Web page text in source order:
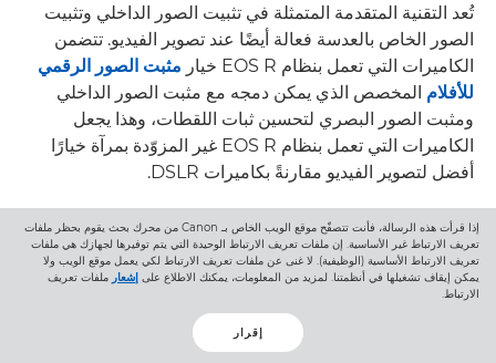
تُعد التقنية المتقدمة المتمثلة في تثبيت الصور الداخلي وتثبيت
الصور الخاص بالعدسة فعالة أيضًا عند تصوير الفيديو. تتضمن
الكاميرات التي تعمل بنظام EOS R خيار
مثبت الصور الرقمي
للأفلام المخصص الذي يمكن دمجه مع مثبت الصور الداخلي
ومثبت الصور البصري لتحسين ثبات اللقطات، وهذا يجعل
الكاميرات التي تعمل بنظام EOS R غير المزوّدة بمرآة خيارًا
أفضل لتصوير الفيديو مقارنةً بكاميرات DSLR.
إذا قرأت هذه الرسالة، فأنت تتصفّح موقع الويب الخاص بـ Canon من محرك بحث يقوم بحظر ملفات
تعريف الارتباط غير الأساسية. إن ملفات تعريف الارتباط الوحيدة التي يتم توفيرها لجهازك هي ملفات
تعريف الارتباط الأساسية (الوظيفية). لا غنى عن ملفات تعريف الارتباط لكي يعمل موقع الويب ولا
يمكن إيقاف تشغيلها في أنظمتنا. لمزيد من المعلومات، يمكنك الاطلاع على إشعار ملفات تعريف
الارتباط.
إقرار